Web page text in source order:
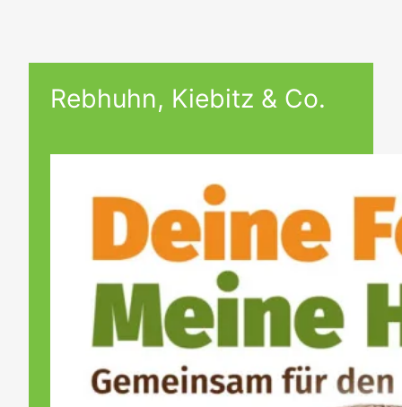
Rebhuhn, Kiebitz & Co.